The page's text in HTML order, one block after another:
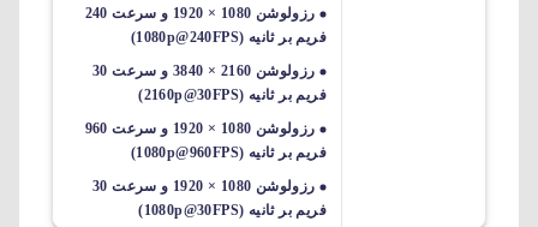
رزولوشن 1080 × 1920 و سرعت 240
فریم بر ثانیه (1080p@240FPS)
رزولوشن 2160 × 3840 و سرعت 30
فریم بر ثانیه (2160p@30FPS)
رزولوشن 1080 × 1920 و سرعت 960
فریم بر ثانیه (1080p@960FPS)
رزولوشن 1080 × 1920 و سرعت 30
فریم بر ثانیه (1080p@30FPS)